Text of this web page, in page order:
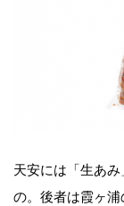
天安には「生あ
の。後者は霞ヶ